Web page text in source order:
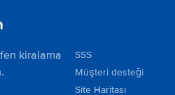
kiralama
SSS
Müşteri desteği
Site Haritası